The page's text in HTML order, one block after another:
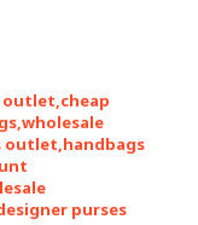
outlet,cheap
outlet,handbags
purses